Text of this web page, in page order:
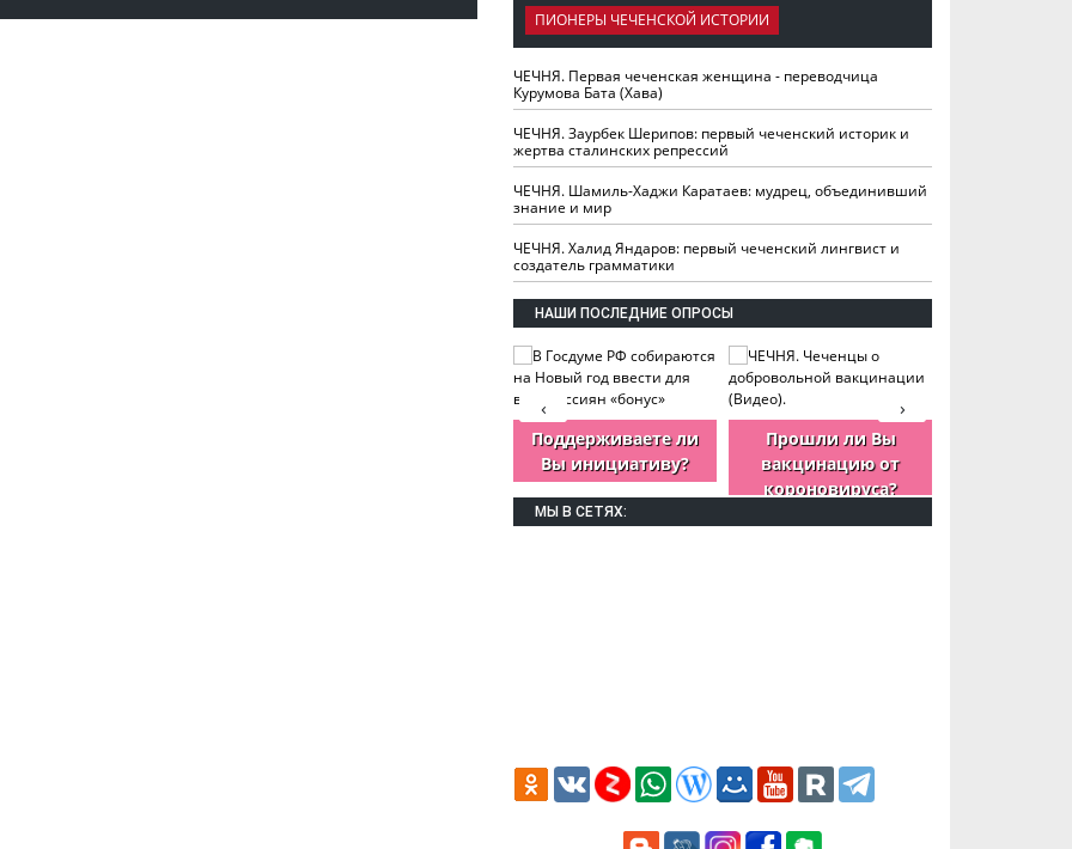
ПИОНЕРЫ ЧЕЧЕНСКОЙ ИСТОРИИ
ЧЕЧНЯ. Первая чеченская женщина - переводчица
Курумова Бата (Хава)
ЧЕЧНЯ. Заурбек Шерипов: первый чеченский историк и
жертва сталинских репрессий
ЧЕЧНЯ. Шамиль-Хаджи Каратаев: мудрец, объединивший
знание и мир
ЧЕЧНЯ. Халид Яндаров: первый чеченский лингвист и
создатель грамматики
НАШИ ПОСЛЕДНИЕ ОПРОСЫ
Поддерживаете ли
Вы инициативу?
Прошли ли Вы
вакцинацию от
короновируса?
›
‹
МЫ В СЕТЯХ: